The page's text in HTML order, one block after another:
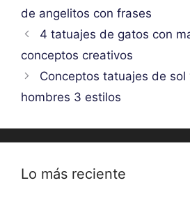
de angelitos con frases
4 tatuajes de gatos con
conceptos creativos
Conceptos tatuajes de sol
hombres 3 estilos
Lo más reciente